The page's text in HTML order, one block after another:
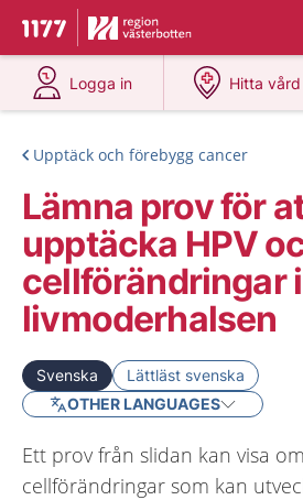
Till startsidan för 1177
Du har valt region
Logga in
på 1177.se
Hitta vård
på
Upptäck och förebygg cancer
Lämna prov för
upptäcka HPV
cellförändringar i
livmoderhalsen
Svenska
Lättläst svenska
OTHER LANGUAGES
Ett prov från slidan kan visa
cellförändringar som kan